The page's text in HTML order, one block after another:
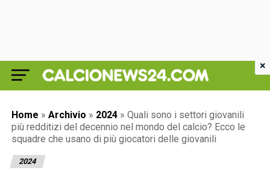
Home » Archivio » 2024 » Quali sono i settori giovanili
più redditizi del decennio nel mondo del calcio? Ecco le
squadre che usano di più giocatori delle giovanili
2024
×